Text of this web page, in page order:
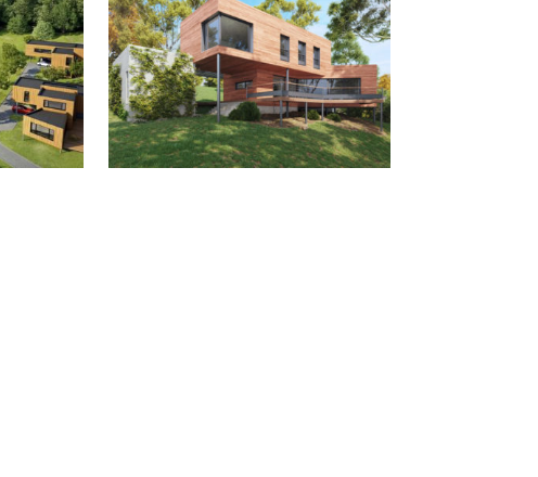
ÉTUDE POUR UNE MAISON
CONTEMPORAINE À VILLENNES-SUR-SEINE